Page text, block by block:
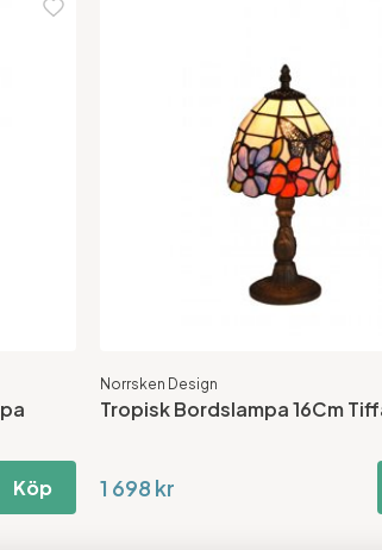
Köp
Norrsken Design
Tropisk Bordslampa 16Cm
1 698 kr